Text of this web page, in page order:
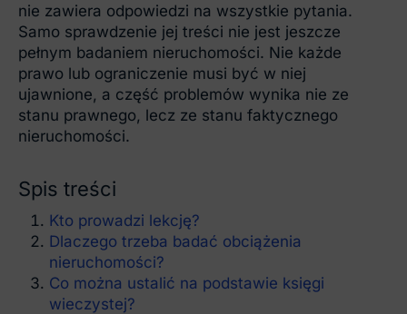
nie zawiera odpowiedzi na wszystkie pytania.
Samo sprawdzenie jej treści nie jest jeszcze
pełnym badaniem nieruchomości. Nie każde
prawo lub ograniczenie musi być w niej
ujawnione, a część problemów wynika nie ze
stanu prawnego, lecz ze stanu faktycznego
nieruchomości.
Spis treści
Kto prowadzi lekcję?
Dlaczego trzeba badać obciążenia
nieruchomości?
Co można ustalić na podstawie księgi
wieczystej?